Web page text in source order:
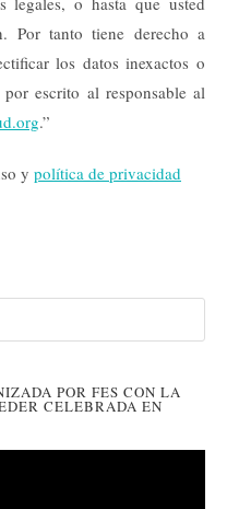
Por tanto tiene derecho a
los datos inexactos o
escrito al responsable al
.”
y política de privacidad
POR FES CON LA
CELEBRADA EN